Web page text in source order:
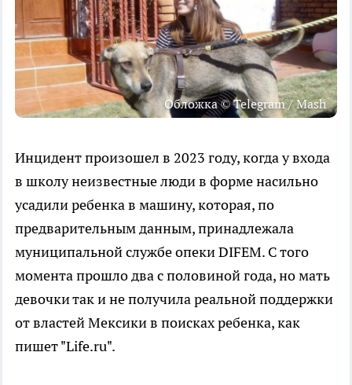
Обложка © Telegram / Mash
Инцидент произошел в 2023 году, когда у входа
в школу неизвестные люди в форме насильно
усадили ребенка в машину, которая, по
предварительным данным, принадлежала
муниципальной службе опеки DIFEM. С того
момента прошло два с половиной года, но мать
девочки так и не получила реальной поддержки
от властей Мексики в поисках ребенка, как
пишет "Life.ru".